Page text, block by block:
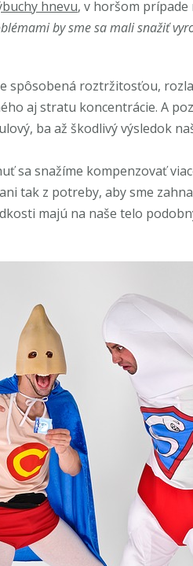
hnevu, v horšom
by sme sa mali snažiť
spôsobená roztržitosťou,
aj stratu koncentrácie. A
ba až škodlivý výsledok
sa snažíme kompenzovať
tak z potreby, aby sme
majú na naše telo